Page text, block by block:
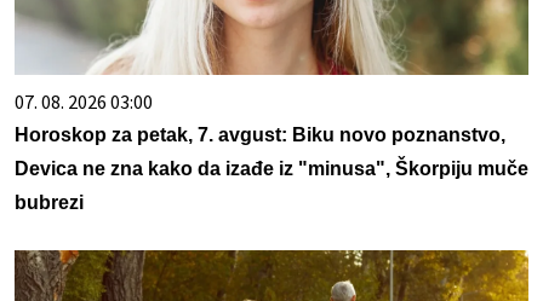
07. 08. 2026 03:00
Horoskop za petak, 7. avgust: Biku novo poznanstvo,
Devica ne zna kako da izađe iz "minusa", Škorpiju muče
bubrezi